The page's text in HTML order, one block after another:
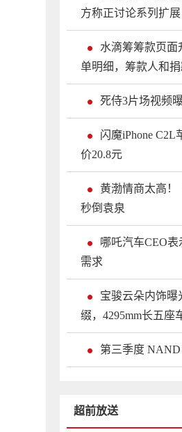
方称正讨论系列扩展
水滴筹筹款页面
单明细，筹款人和
死侍3片场视频
闪魔iPhone C2L
价20.8元
黄渤情商太高！
秒倒袁泉
哪吒汽车CEO
需求
宝骏云朵内饰曝
缀，4295mm长五座
第三季度 NAND
超前放送